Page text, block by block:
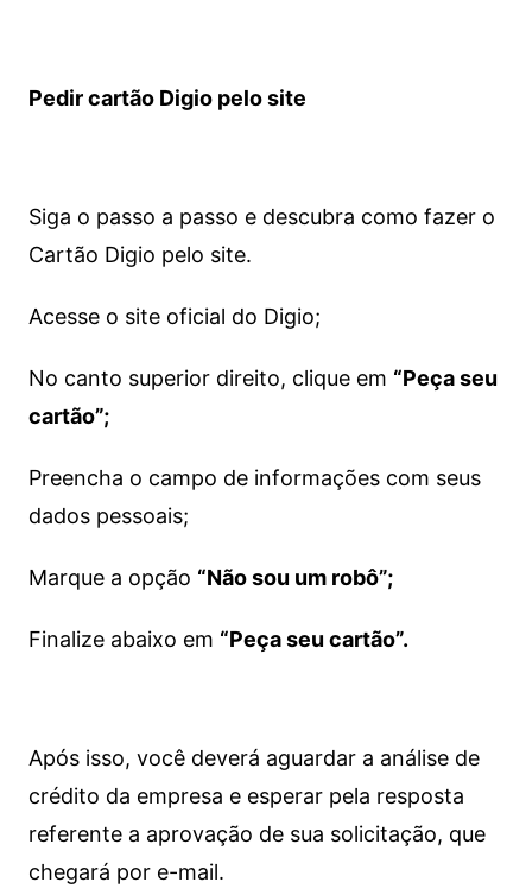
Pedir cartão Digio pelo site
Siga o passo a passo e descubra como fazer o
Cartão Digio pelo site.
Acesse o site oficial do Digio;
No canto superior direito, clique em “Peça seu
cartão”;
Preencha o campo de informações com seus
dados pessoais;
Marque a opção “Não sou um robô”;
Finalize abaixo em “Peça seu cartão”.
Após isso, você deverá aguardar a análise de
crédito da empresa e esperar pela resposta
referente a aprovação de sua solicitação, que
chegará por e-mail.